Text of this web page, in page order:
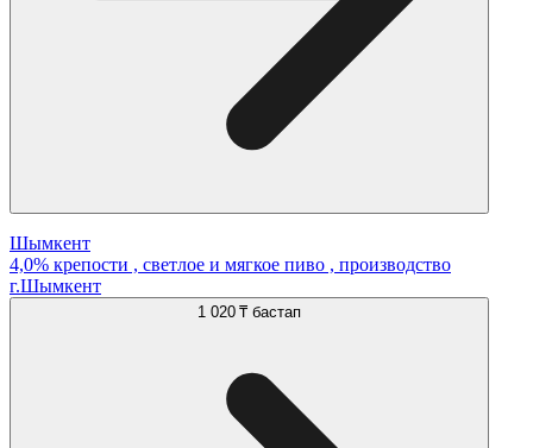
Шымкент
4,0% крепости , светлое и мягкое пиво , производство
г.Шымкент
1 020 ₸ бастап